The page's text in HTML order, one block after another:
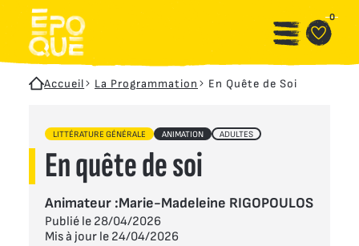
Aller au contenu principal 0
Accueil La Programmation En Quête de Soi
LITTÉRATURE GÉNÉRALE ANIMATION ADULTES
En quête de soi
Animateur :Marie-Madeleine RIGOPOULOS
Publié le 28/04/2026
Mis à jour le 24/04/2026
Panneau de gestion des cookies